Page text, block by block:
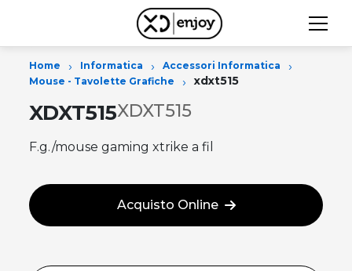
Home › Informatica › Accessori Informatica ›
Mouse - Tavolette Grafiche › xdxt515
XDXT515XDXT515
F.g./mouse gaming xtrike a fil
Acquisto Online